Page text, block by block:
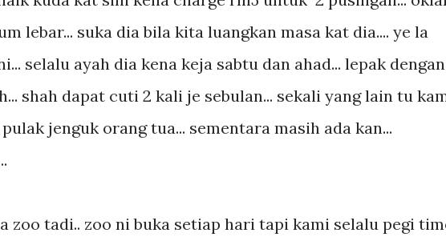
lebar... suka dia bila kita luangkan masa kat dia.... ye la
selalu ayah dia kena keja sabtu dan ahad... lepak dengan
shah dapat cuti 2 kali je sebulan... sekali yang lain tu
jenguk orang tua... sementara masih ada kan...
zoo tadi.. zoo ni buka setiap hari tapi kami selalu pegi